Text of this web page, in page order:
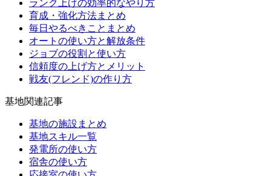
ランク上げの効率的なやり方
育成・強化方法まとめ
毎日やるべきことまとめ
オートの使い方と解放条件
ジョブの役割と使い方
信頼度の上げ方とメリット
戦友(フレンド)の作り方
基地関連記事
基地の施設まとめ
基地スキル一覧
発電所の使い方
宿舎の使い方